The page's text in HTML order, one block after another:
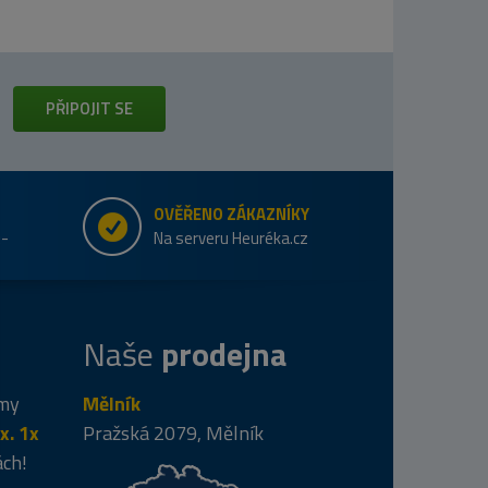
PŘIPOJIT SE
OVĚŘENO ZÁKAZNÍKY
Na serveru Heuréka.cz
1x
Naše prodejna
Mělník
Pražská 2079, Mělník